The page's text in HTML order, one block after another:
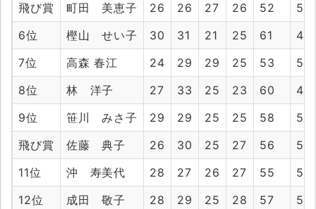
飛び賞
町田 美恵子 26 26 27 26 52
53
6位
樫山 せい子 30 31 21 25 61
46
7位
高森 春江 24 29 29 25 53
54
8位
林 洋子 27 33 25 23 60
48
9位
笹川 みさ子 29 29 25 25 58
50
飛び賞
佐藤 典子 26 30 25 27 56
52
11位
沖 寿美代 28 27 26 27 55
53
12位
成田 敬子 28 29 25 28 57
53